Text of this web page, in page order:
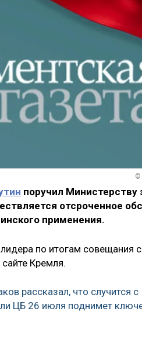
©
поручил
отсроченное
применения.
по итогам совещания
Кремля.
рассказал, что случится с
ЦБ 26 июля поднимет